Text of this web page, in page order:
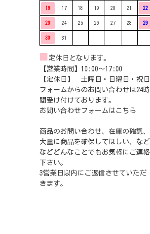
16 17 18 19 20 21 22
23 24 25 26 27 28 29
30 31
定休日となります。
【営業時間】10:00〜17:00
【定休日】 土曜日・日曜日・祝日
フォームからのお問い合わせは24時
間受け付けております。
お問い合わせフォームは こちら
商品のお問い合わせ、在庫の確認、
大量に商品を確保してほしい、など
などどんなことでもお気軽にご連絡
下さい。
3営業日以内にご返信させていただ
きます。